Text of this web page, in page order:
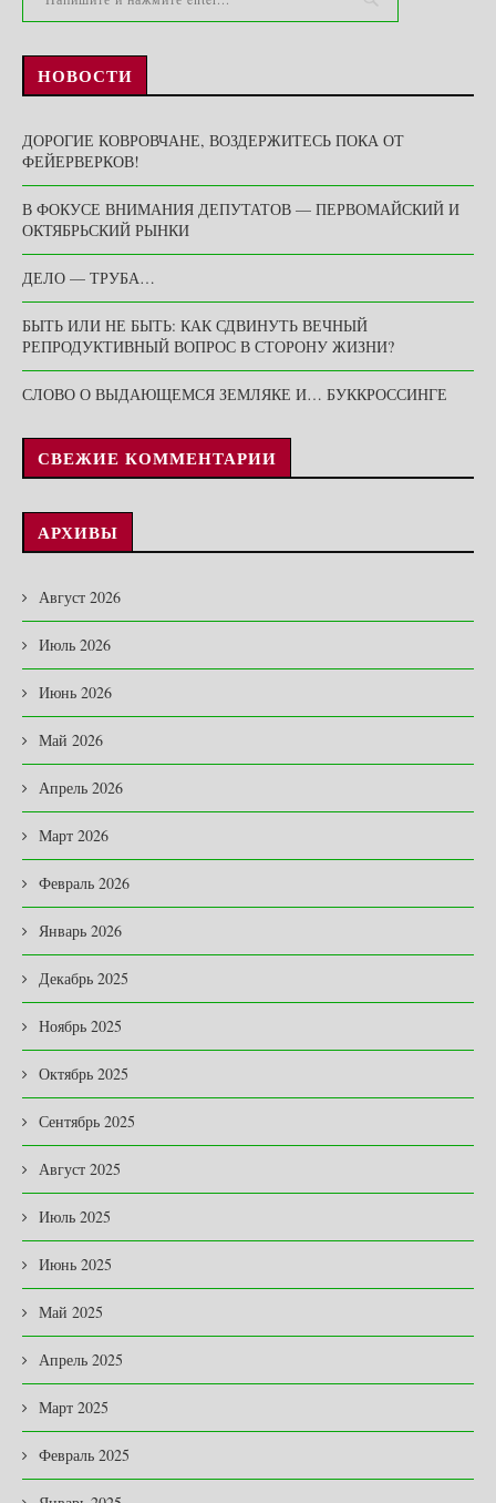
НОВОСТИ
ДОРОГИЕ КОВРОВЧАНЕ, ВОЗДЕРЖИТЕСЬ ПОКА ОТ
ФЕЙЕРВЕРКОВ!
В ФОКУСЕ ВНИМАНИЯ ДЕПУТАТОВ — ПЕРВОМАЙСКИЙ И
ОКТЯБРЬСКИЙ РЫНКИ
ДЕЛО — ТРУБА…
БЫТЬ ИЛИ НЕ БЫТЬ: КАК СДВИНУТЬ ВЕЧНЫЙ
РЕПРОДУКТИВНЫЙ ВОПРОС В СТОРОНУ ЖИЗНИ?
СЛОВО О ВЫДАЮЩЕМСЯ ЗЕМЛЯКЕ И… БУККРОССИНГЕ
СВЕЖИЕ КОММЕНТАРИИ
АРХИВЫ
Август 2026
Июль 2026
Июнь 2026
Май 2026
Апрель 2026
Март 2026
Февраль 2026
Январь 2026
Декабрь 2025
Ноябрь 2025
Октябрь 2025
Сентябрь 2025
Август 2025
Июль 2025
Июнь 2025
Май 2025
Апрель 2025
Март 2025
Февраль 2025